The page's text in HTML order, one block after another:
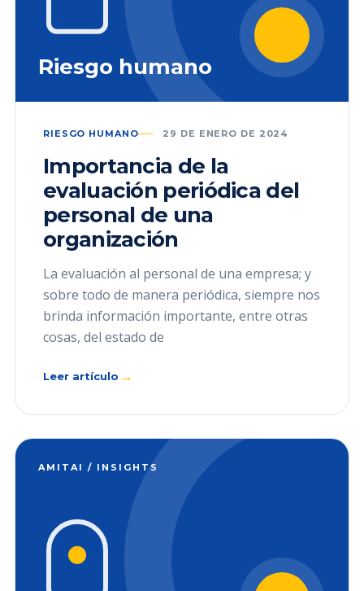
Riesgo humano
RIESGO HUMANO 29 DE ENERO DE 2024
Importancia de la
evaluación periódica del
personal de una
organización
La evaluación al personal de una empresa; y
sobre todo de manera periódica, siempre nos
brinda información importante, entre otras
cosas, del estado de
Leer artículo →
AMITAI / INSIGHTS